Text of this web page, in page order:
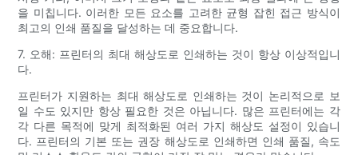
을 미칩니다. 이러한 모든 요소를 ​​고려한 균형 잡힌 접근 방식이
최고의 인쇄 품질을 달성하는 데 중요합니다.
7. 오해: 프린터의 최대 해상도로 인쇄하는 것이 항상 이상적입니
다.
프린터가 지원하는 최대 해상도로 인쇄하는 것이 논리적으로 보
일 수도 있지만 항상 필요한 것은 아닙니다. 많은 프린터에는 각
각 다른 목적에 맞게 최적화된 여러 가지 해상도 설정이 있습니
다. 프린터의 기본 또는 권장 해상도로 인쇄하면 인쇄 품질, 속도